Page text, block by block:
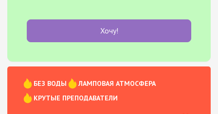
Хочу!
БЕЗ ВОДЫ
ЛАМПОВАЯ АТМОСФЕРА
КРУТЫЕ ПРЕПОДАВАТЕЛИ